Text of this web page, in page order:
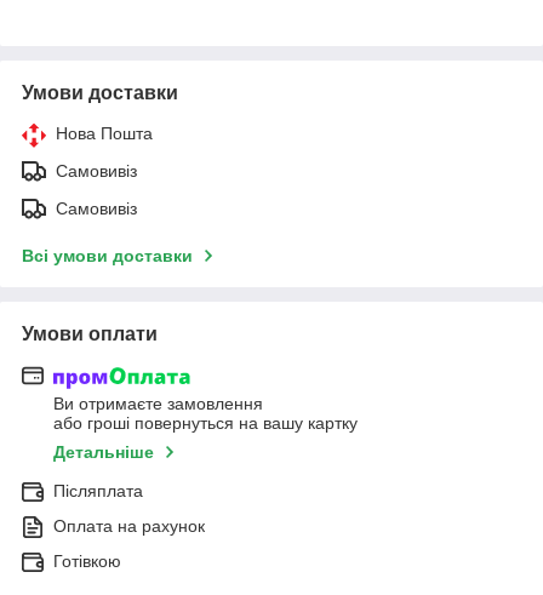
Умови доставки
Нова Пошта
Самовивіз
Самовивіз
Всі умови доставки
Умови оплати
Ви отримаєте замовлення
або гроші повернуться на вашу картку
Детальніше
Післяплата
Оплата на рахунок
Готівкою